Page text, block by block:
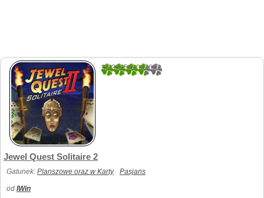
3.0376569037657
Jewel Quest Solitaire 2
Gatunek: Planszowe oraz w Karty Pasjans
od IWin